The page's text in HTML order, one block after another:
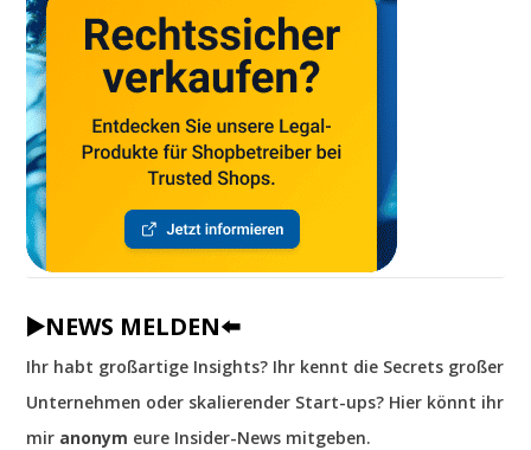
▶️NEWS MELDEN⬅️
Ihr habt großartige Insights? Ihr kennt die Secrets großer
Unternehmen oder skalierender Start-ups? Hier könnt ihr
mir anonym eure Insider-News mitgeben.